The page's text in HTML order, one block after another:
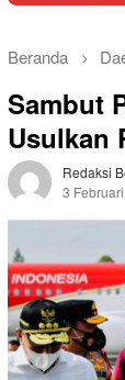
Beranda
Sambut
Usulkan
Redaksi
3